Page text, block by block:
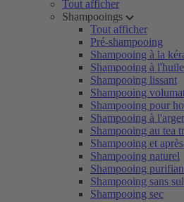
Tout afficher
Shampooings
Tout afficher
Pré-shampooing
Shampooing à la
Shampooing à
Shampooing lissant
Shampooing
Shampooing pour
Shampooing à
Shampooing au tea
Shampooing et
Shampooing naturel
Shampooing
Shampooing sans
Shampooing sec